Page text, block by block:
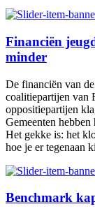
Financiën
minder
De financiën van
coalitiepartijen van
oppositiepartijen
Gemeenten
Het gekke is: het
hoe je er
Benchmark